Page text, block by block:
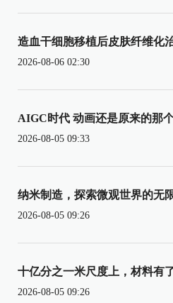
造血干细胞移植后皮肤纤维化
2026-08-06 02:30
AIGC时代 动画还是原来的那
2026-08-05 09:33
纳米制造，探索微观世界的无
2026-08-05 09:26
十亿分之一米尺度上，材料有
2026-08-05 09:26